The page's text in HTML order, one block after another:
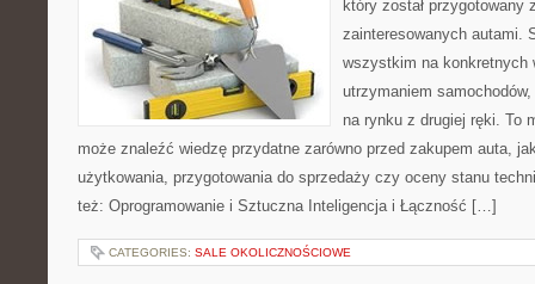
który został przygotowany
zainteresowanych autami.
wszystkim na konkretnych
utrzymaniem
na rynku z drugiej ręki. To
może znaleźć wiedzę przydatne zarówno przed zakupem auta,
użytkowania, przygotowania do sprzedaży czy oceny stanu
też: Oprogramowanie i Sztuczna Inteligencja i Łączność […]
CATEGORIES: SALE OKOLICZNOŚCIOWE